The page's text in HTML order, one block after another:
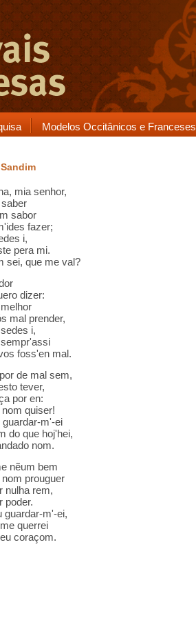
Modelos Occitânicos e Franceses
mia senhor,
sabor
fazer;
i,
pera mi.
sei, que me val?
dizer:
mal prender,
i,
foss'en mal.
de mal sem,
tever,
por en:
quiser!
guardar-m'-ei
do que hoj'hei,
nom.
nẽum bem
prouguer
nulha rem,
poder.
guardar-m'-ei,
me querrei
coraçom.